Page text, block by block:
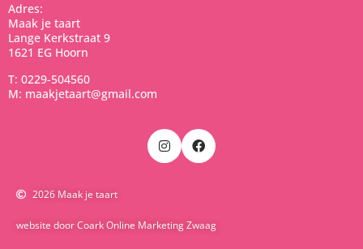
Adres:
Maak je taart
Lange Kerkstraat 9
1621 EG Hoorn
T: 0229-504560
M: maakjetaart@gmail.com
2026 Maak je taart
website door Coark Online Marketing Zwaag